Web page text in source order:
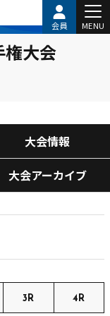
会員 MENU
大会
大会情報
大会アーカイブ
3R 4R